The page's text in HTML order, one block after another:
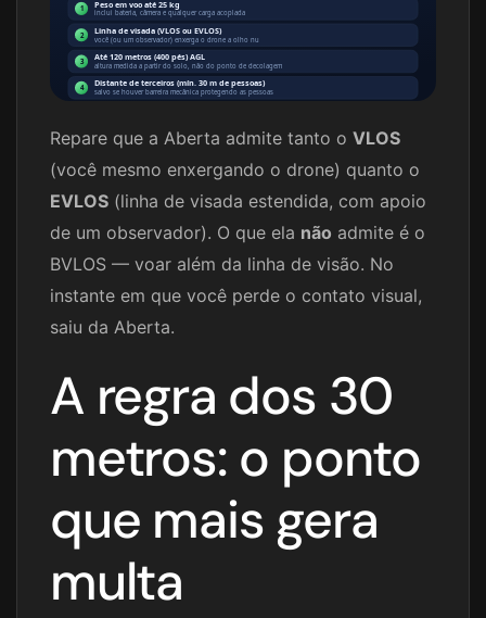
1 Peso em voo até 25 kg
inclui bateria, câmera e qualquer carga acoplada
2 Linha de visada (VLOS ou EVLOS)
você (ou um observador) enxerga o drone a olho nu
3 Até 120 metros (400 pés) AGL
altura medida a partir do solo, não do ponto de decolagem
4 Distante de terceiros (mín. 30 m de pessoas)
salvo se houver barreira mecânica protegendo as pessoas
Repare que a Aberta admite tanto o VLOS
(você mesmo enxergando o drone) quanto o
EVLOS (linha de visada estendida, com apoio
de um observador). O que ela não admite é o
BVLOS — voar além da linha de visão. No
instante em que você perde o contato visual,
saiu da Aberta.
A regra dos 30
metros: o ponto
que mais gera
multa